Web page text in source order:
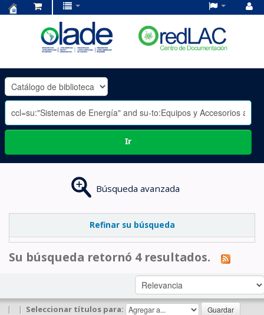
OLADE
-
Ir
Búsqueda avanzada
Refinar su búsqueda
Su búsqueda retornó 4 resultados.
| | Seleccionar títulos para: